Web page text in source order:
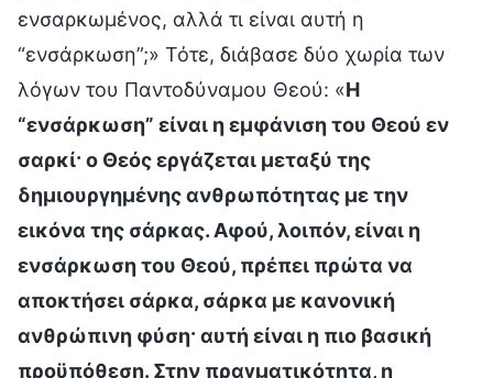
ενσαρκωμένος, αλλά τι είναι αυτή η
“ενσάρκωση”;» Τότε, διάβασε δύο χωρία των
λόγων του Παντοδύναμου Θεού: «Η
“ενσάρκωση” είναι η εμφάνιση του Θεού εν
σαρκί· ο Θεός εργάζεται μεταξύ της
δημιουργημένης ανθρωπότητας με την
εικόνα της σάρκας. Αφού, λοιπόν, είναι η
ενσάρκωση του Θεού, πρέπει πρώτα να
αποκτήσει σάρκα, σάρκα με κανονική
ανθρώπινη φύση· αυτή είναι η πιο βασική
προϋπόθεση. Στην πραγματικότητα, η